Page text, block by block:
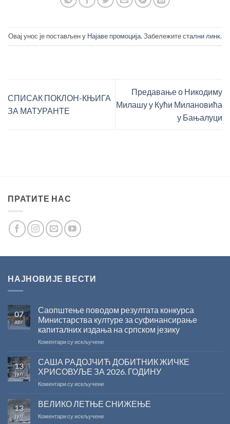
Овај унос је постављен у Најаве промоција. Забележитестални линк.
СПИСАК ПОКЛОН-КЊИГА
ЗА МАТУРАНТЕ
Предавање о Никодиму
Милашу у Кући Милановића
у Бањалуци
ПРАТИТЕ НАС
НАЈНОВИЈЕ ВЕСТИ
07
авг
Саопштење поводом резултата конкурса
Министарства културе за суфинансирање
капиталних издања на српском језику
Коментари су искљученина
поводом
резултата
конкурса
Министарства
за
капиталних
13
јул
САША РАДОЈЧИЋ ДОБИТНИК ЖИЧКЕ
ХРИСОВУЉЕ ЗА 2026. ГОДИНУ
Коментари су искљученина
РАДОЈЧИЋ
ЖИЧКЕ
13
јул
ВЕЛИКО ЛЕТЊЕ СНИЖЕЊЕ
Коментари су искљученина